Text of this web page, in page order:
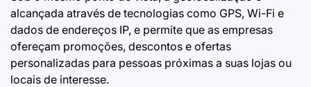
alcançada através de tecnologias como GPS, Wi-Fi e
dados de endereços IP, e permite que as empresas
ofereçam promoções, descontos e ofertas
personalizadas para pessoas próximas a suas lojas ou
locais de interesse.